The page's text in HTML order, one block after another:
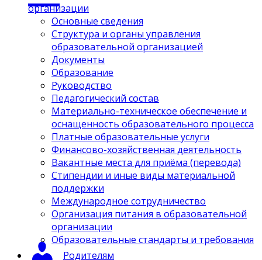
организации
Основные сведения
Структура и органы управления
образовательной организацией
Документы
Образование
Руководство
Педагогический состав
Материально-техническое обеспечение и
оснащенность образовательного процесса
Платные образовательные услуги
Финансово-хозяйственная деятельность
Вакантные места для приёма (перевода)
Стипендии и иные виды материальной
поддержки
Международное сотрудничество
Организация питания в образовательной
организации
Образовательные стандарты и требования
Родителям